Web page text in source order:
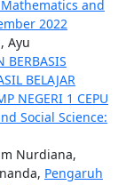
and
2022
Ayu
BERBASIS
BELAJAR
NEGERI 1 CEPU
Social Science:
Nurdiana,
Pengaruh